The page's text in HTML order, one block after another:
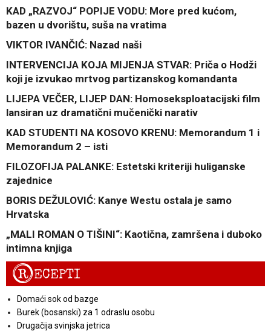
KAD „RAZVOJ“ POPIJE VODU: More pred kućom,
bazen u dvorištu, suša na vratima
VIKTOR IVANČIĆ: Nazad naši
INTERVENCIJA KOJA MIJENJA STVAR: Priča o Hodži
koji je izvukao mrtvog partizanskog komandanta
LIJEPA VEČER, LIJEP DAN: Homoseksploatacijski film
lansiran uz dramatični mučenički narativ
KAD STUDENTI NA KOSOVO KRENU: Memorandum 1 i
Memorandum 2 – isti
FILOZOFIJA PALANKE: Estetski kriteriji huliganske
zajednice
BORIS DEŽULOVIĆ: Kanye Westu ostala je samo
Hrvatska
„MALI ROMAN O TIŠINI“: Kaotična, zamršena i duboko
intimna knjiga
RECEPTI
Domaći sok od bazge
Burek (bosanski) za 1 odraslu osobu
Drugačija svinjska jetrica